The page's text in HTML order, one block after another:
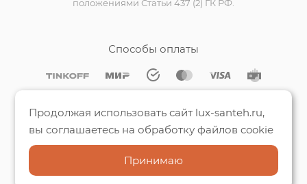
положениями Статьи 437 (2) ГК РФ.
Способы оплаты
Продолжая использовать сайт lux-santeh.ru,
вы соглашаетесь на обработку файлов cookie
Принимаю